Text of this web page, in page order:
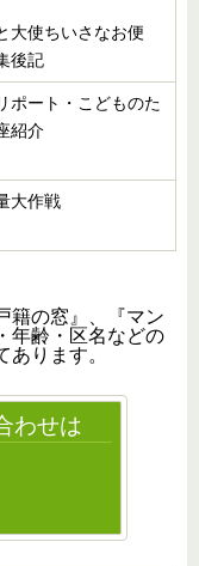
大使ちいさなお便
後記
ポート・こどものた
紹介
大作戦
籍の窓』、『マン
年齢・区名などの
ります。
わせは